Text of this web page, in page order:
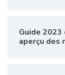
Guide 2023
aperçu des